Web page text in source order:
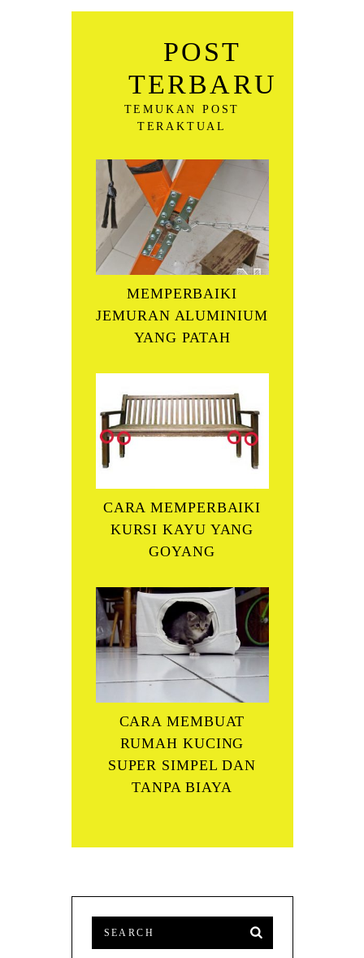
POST
TERBARU
TEMUKAN POST
TERAKTUAL
MEMPERBAIKI
JEMURAN ALUMINIUM
YANG PATAH
CARA MEMPERBAIKI
KURSI KAYU YANG
GOYANG
CARA MEMBUAT
RUMAH KUCING
SUPER SIMPEL DAN
TANPA BIAYA